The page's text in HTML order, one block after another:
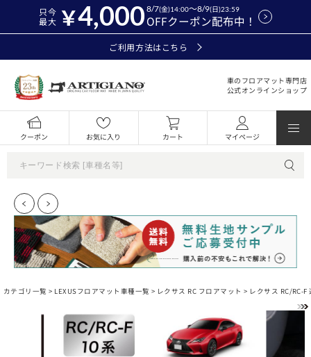
只今
最大
4,000OFFクーポン配布中！
8/7(金)14:00～8/9(日)23:59
ご利用方法はこちら
車のフロアマット専門店
公式オンラインショップ
クーポン お気に入り カート マイページ
カテゴリ一覧 > LEXUSフロアマット車種一覧 > レクサス RC フロアマット > レクサス RC/RC-